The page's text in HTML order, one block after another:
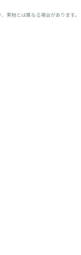
実物とは異なる場合があります。